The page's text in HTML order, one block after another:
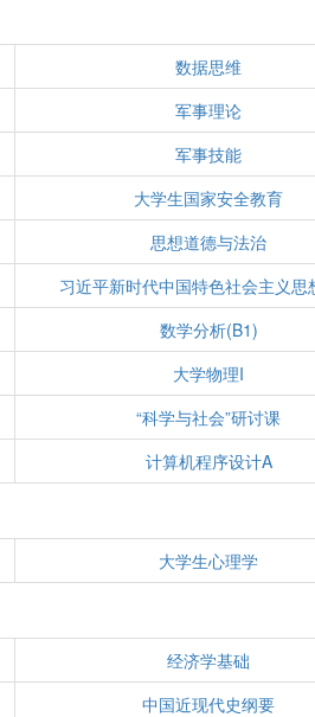
数据思维
军事理论
军事技能
大学生国家安全教育
思想道德与法治
习近平新时代中国特色社会主义思
数学分析(B1)
大学物理I
“科学与社会”研讨课
计算机程序设计A
大学生心理学
经济学基础
中国近现代史纲要